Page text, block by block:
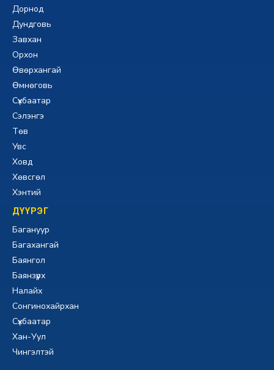
Дорнод
Дундговь
Завхан
Орхон
Өвөрхангай
Өмнөговь
Сүхбаатар
Сэлэнгэ
Төв
Увс
Ховд
Хөвсгөл
Хэнтий
ДҮҮРЭГ
Багануур
Багахангай
Баянгол
Баянзүрх
Налайх
Сонгинохайрхан
Сүхбаатар
Хан-Уул
Чингэлтэй